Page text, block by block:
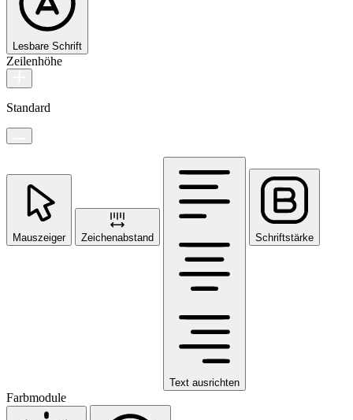
Lesbare Schrift
Zeilenhöhe
Standard
Mauszeiger Zeichenabstand
Text ausrichten
Schriftstärke
Farbmodule